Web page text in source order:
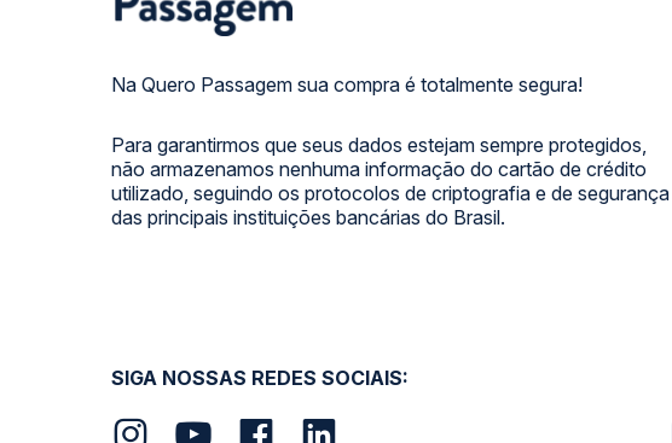
Na Quero Passagem sua compra é totalmente segura!
Para garantirmos que seus dados estejam sempre protegidos,
não armazenamos nenhuma informação do cartão de crédito
utilizado, seguindo os protocolos de criptografia e de segurança
das principais instituições bancárias do Brasil.
SIGA NOSSAS REDES SOCIAIS: